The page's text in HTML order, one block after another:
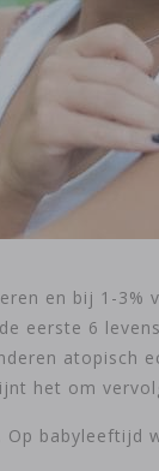
en bij 1-
eerste 6
atopisch
het om